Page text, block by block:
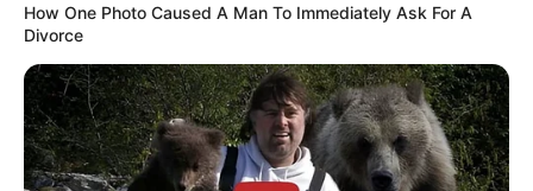
How One Photo Caused A Man To Immediately Ask For A
Divorce